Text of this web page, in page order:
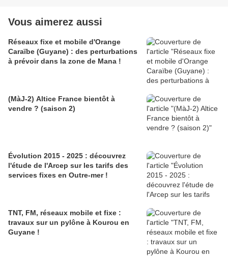
Vous aimerez aussi
Réseaux fixe et mobile d'Orange
Caraïbe (Guyane) : des perturbations
à prévoir dans la zone de Mana !
(MàJ-2) Altice France bientôt à
vendre ? (saison 2)
Évolution 2015 - 2025 : découvrez
l'étude de l'Arcep sur les tarifs des
services fixes en Outre-mer !
TNT, FM, réseaux mobile et fixe :
travaux sur un pylône à Kourou en
Guyane !